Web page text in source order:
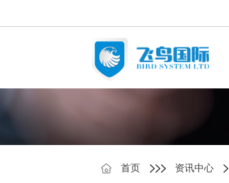
首页 资讯中心